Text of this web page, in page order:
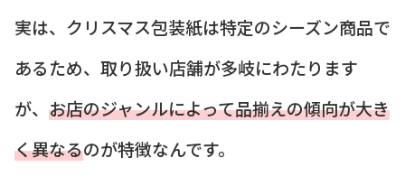
実は、クリスマス包装紙は特定のシーズン商品で
あるため、取り扱い店舗が多岐にわたります
が、 お店のジャンルによって品揃えの傾向が大き
く異なるのが特徴なんです。